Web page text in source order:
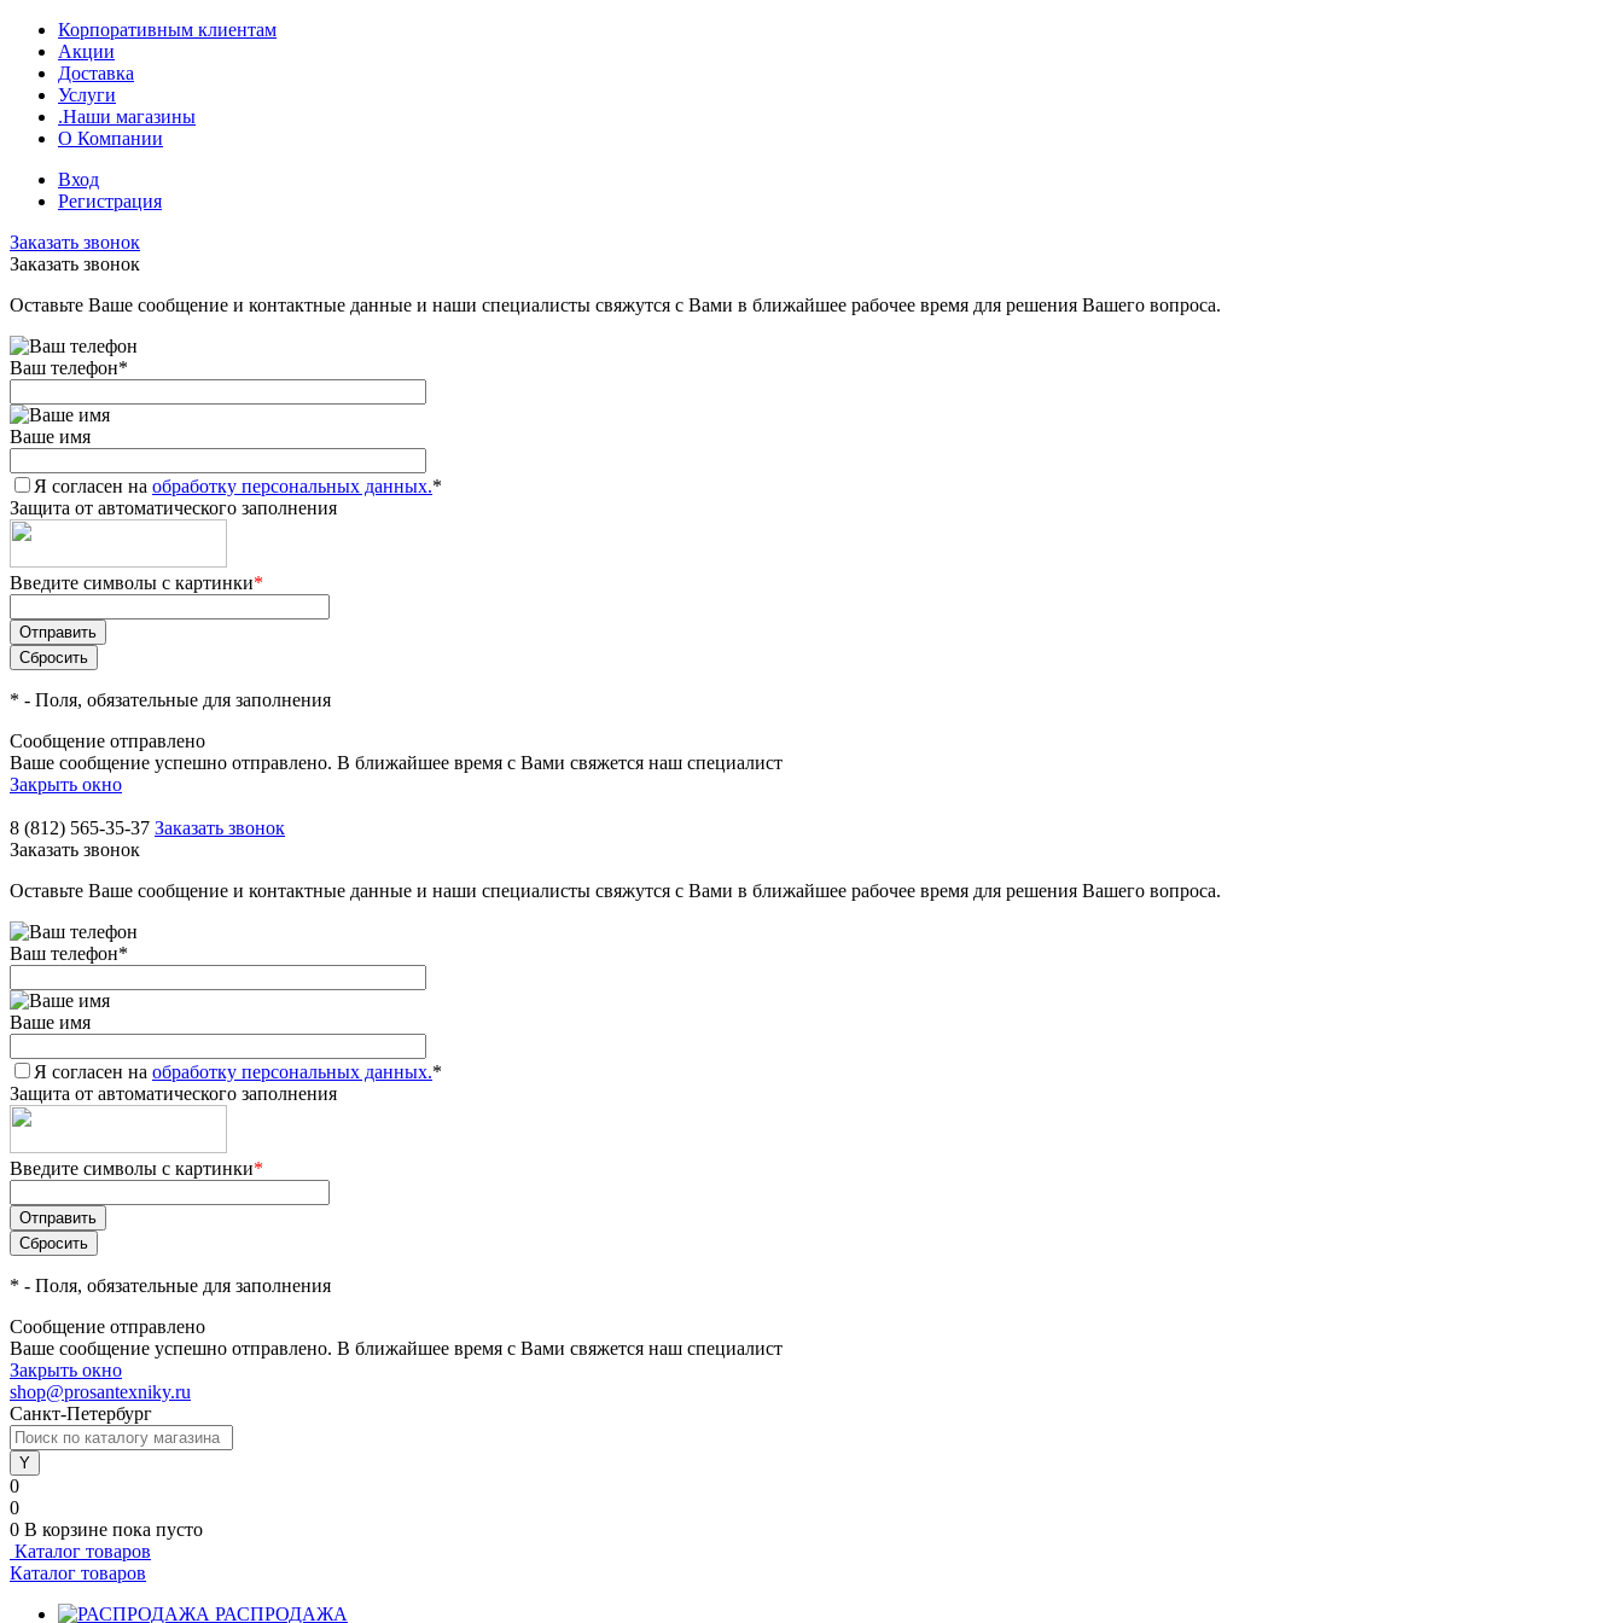
Корпоративным клиентам
Акции
Доставка
Услуги
.Наши магазины
О Компании
Вход
Регистрация
Заказать звонок
Заказать звонок
Оставьте Ваше сообщение и контактные данные и наши специалисты свяжутся с Вами в ближайшее рабочее время для решения Вашего вопроса.
Ваш телефон*
Ваше имя
Я согласен на обработку персональных данных.*
Защита от автоматического заполнения
Введите символы с картинки*
* - Поля, обязательные для заполнения
Сообщение отправлено
Ваше сообщение успешно отправлено. В ближайшее время с Вами свяжется наш специалист
Закрыть окно
8 (812) 565-35-37 Заказать звонок
Заказать звонок
Оставьте Ваше сообщение и контактные данные и наши специалисты свяжутся с Вами в ближайшее рабочее время для решения Вашего вопроса.
Ваш телефон*
Ваше имя
Я согласен на обработку персональных данных.*
Защита от автоматического заполнения
Введите символы с картинки*
* - Поля, обязательные для заполнения
Сообщение отправлено
Ваше сообщение успешно отправлено. В ближайшее время с Вами свяжется наш специалист
Закрыть окно
shop@prosantexniky.ru
Санкт-Петербург
0
0
0 В корзине пока пусто
Каталог товаров
Каталог товаров
РАСПРОДАЖА